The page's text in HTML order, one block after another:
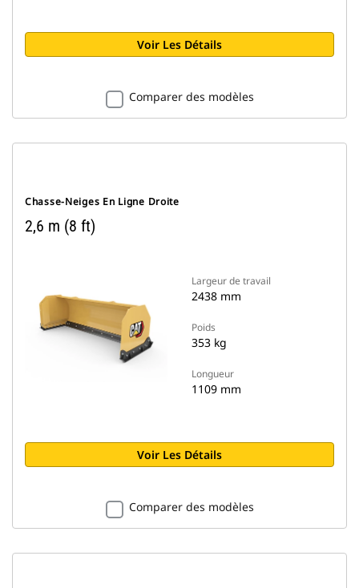
Voir Les Détails
Comparer des modèles
Chasse-Neiges En Ligne Droite
2,6 m (8 ft)
Largeur de travail
2438 mm
Poids
353 kg
Longueur
1109 mm
Voir Les Détails
Comparer des modèles